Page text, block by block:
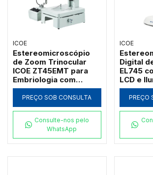
ICOE
Estereomicroscópio
de Zoom Trinocular
ICOE ZT45EMT para
Embriologia com
Estativa Diascópica e
Espelho Refletor
PREÇO SOB CONSULTA
Consulte-nos pelo
WhatsApp
ICOE
Digital
EL745
LCD e
PREÇO